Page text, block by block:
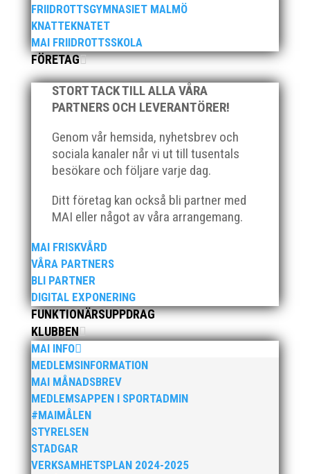
FRIIDROTTSGYMNASIET MALMÖ
KNATTEKNATET
MAI FRIIDROTTSSKOLA
FÖRETAG
STORT TACK TILL ALLA VÅRA
PARTNERS OCH LEVERANTÖRER!
Genom vår hemsida, nyhetsbrev och
sociala kanaler når vi ut till tusentals
besökare och följare varje dag.
Ditt företag kan också bli partner med
MAI eller något av våra arrangemang.
MAI FRISKVÅRD
VÅRA PARTNERS
BLI PARTNER
DIGITAL EXPONERING
FUNKTIONÄRSUPPDRAG
KLUBBEN
MAI INFO
MEDLEMSINFORMATION
MAI MÅNADSBREV
MEDLEMSAPPEN I SPORTADMIN
#MAIMÅLEN
STYRELSEN
STADGAR
VERKSAMHETSPLAN 2024-2025
hyllningarna. –...
Som traditionen bjuder så var vi ett helt gäng löpare
från MAI RUNNERS som sprang det mysiga
Sylvesterloppet på självaste nyårsafton. Formen är
respektive 5,4 kilometer), med tidtagning på de fem
främsta i varje...
Klubbchef – Malmö Allmänna Idrottsförening (MAI)
Vill du vara med och skapa glädje, gemenskap och
utveckling i en av Sveriges största
friidrottsföreningar? Malmö Allmänna Idrottsförening
– MAI – söker en engagerad, strategisk,
relationsbyggande och affärsinriktad...